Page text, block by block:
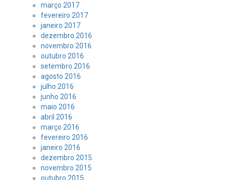
março 2017
fevereiro 2017
janeiro 2017
dezembro 2016
novembro 2016
outubro 2016
setembro 2016
agosto 2016
julho 2016
junho 2016
maio 2016
abril 2016
março 2016
fevereiro 2016
janeiro 2016
dezembro 2015
novembro 2015
outubro 2015